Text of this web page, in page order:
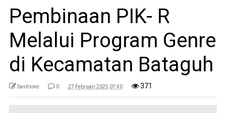
Pembinaan PIK- R
Melalui Program Genre
di Kecamatan Bataguh
Sastriono 0 27 Februari 2025 07:40 371